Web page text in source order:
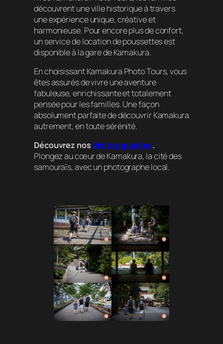
découvrent une ville historique à travers
une expérience unique, créative et
harmonieuse. Pour encore plus de confort,
un service de location de poussettes est
disponible à la gare de Kamakura.
En choisissant Kamakura Photo Tours, vous
êtes assurés de vivre une aventure
fabuleuse, enrichissante et totalement
pensée pour les familles. Une façon
absolument parfaite de découvrir Kamakura
autrement, en toute sérénité.
Découvrez nosVisites guidées.
Plongez au cœur de Kamakura, la cité des
samouraïs, avec un photographe local.